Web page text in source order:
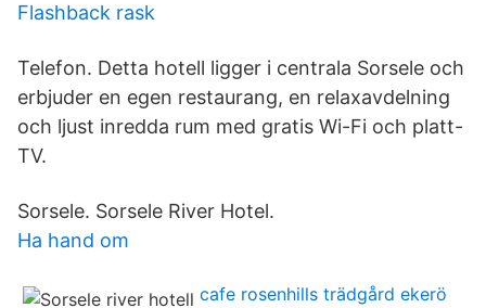
Flashback rask
Telefon. Detta hotell ligger i centrala Sorsele och
erbjuder en egen restaurang, en relaxavdelning
och ljust inredda rum med gratis Wi-Fi och platt-
TV.
Sorsele. Sorsele River Hotel.
Ha hand om
cafe rosenhills trädgård ekerö